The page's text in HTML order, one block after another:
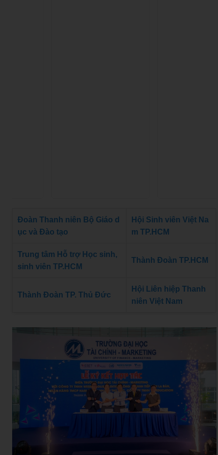
Đoàn Thanh niên Bộ Giáo d
ục và Đào tạo
Hội Sinh viên Việt Na
m TP.HCM
Trung tâm Hỗ trợ Học sinh,
sinh viên TP.HCM
Thành Đoàn TP.HCM
Thành Đoàn TP. Thủ Đức
Hội Liên hiệp Thanh
niên Việt Nam